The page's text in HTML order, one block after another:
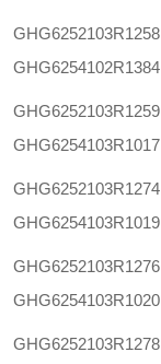
GHG6252103R1258
GHG6254102R1384
GHG6252103R1259
GHG6254103R1017
GHG6252103R1274
GHG6254103R1019
GHG6252103R1276
GHG6254103R1020
GHG6252103R1278